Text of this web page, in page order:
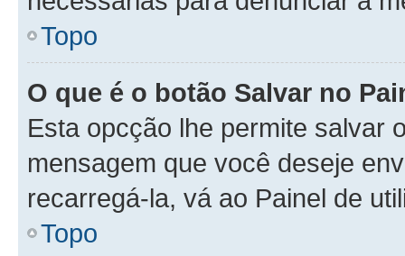
Topo
O que é o botão Salvar no
Esta opcção lhe permite salvar
mensagem que você deseje
recarregá-la, vá ao Painel de
Topo